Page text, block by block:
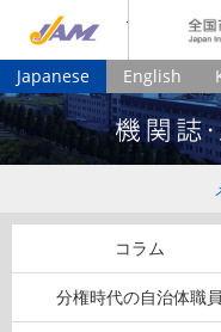
Japanese English
コラム
分権時代の自治体職員